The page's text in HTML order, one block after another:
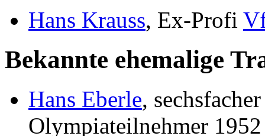
Hans Krauss, Ex-Profi
Bekannte ehemalige
Hans Eberle,
Olympiateilnehmer